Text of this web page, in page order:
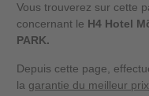
Vous trouverez sur cette
concernant le H4 Hotel
PARK.
Depuis cette page,
la garantie du meilleur prix